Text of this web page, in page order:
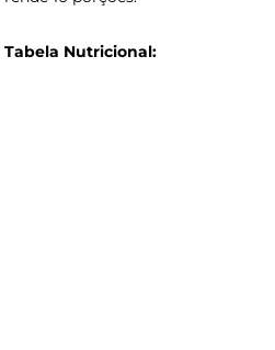
Tabela Nutricional: